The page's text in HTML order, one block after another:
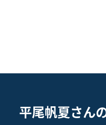
平尾帆夏さん